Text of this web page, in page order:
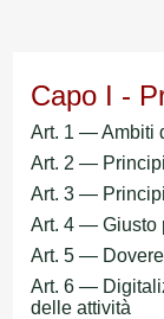
Capo I -
Art. 1 — Ambiti
Art. 2 —
Art. 3 —
Art. 4 — Giusto
Art. 5 —
Art. 6 —
delle attività